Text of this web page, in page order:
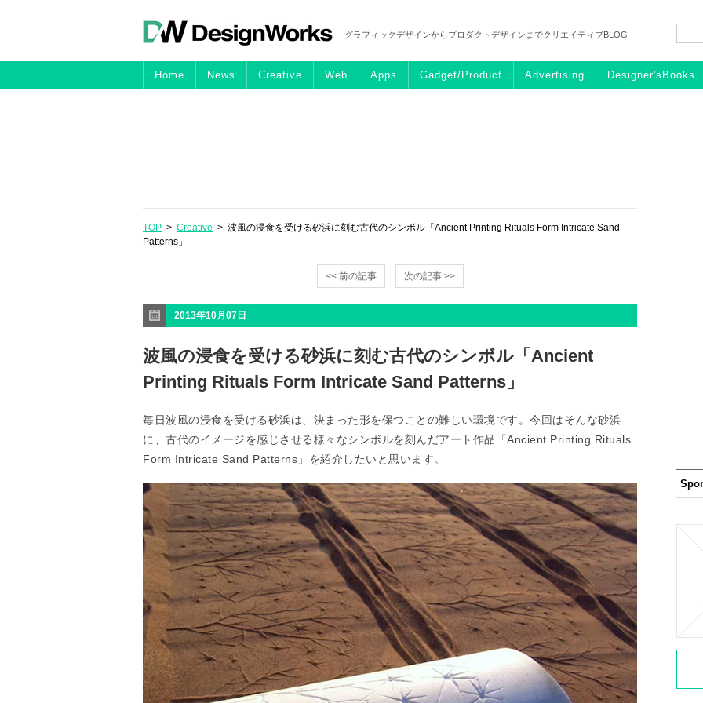
グラフィックデザインからプロダクトデザインまでクリエイティブBLOG
Home News Creative Web Apps Gadget/Product Advertising Designer'sBooks
TOP > Creative > 波風の浸食を受ける砂浜に刻む古代のシンボル「Ancient Printing Rituals Form Intricate Sand
Patterns」
<< 前の記事 次の記事 >>
2013年10月07日
波風の浸食を受ける砂浜に刻む古代のシンボル「Ancient
Printing Rituals Form Intricate Sand Patterns」
毎日波風の浸食を受ける砂浜は、決まった形を保つことの難しい環境です。今回はそんな砂浜
に、古代のイメージを感じさせる様々なシンボルを刻んだアート作品「Ancient Printing Rituals
Form Intricate Sand Patterns」を紹介したいと思います。